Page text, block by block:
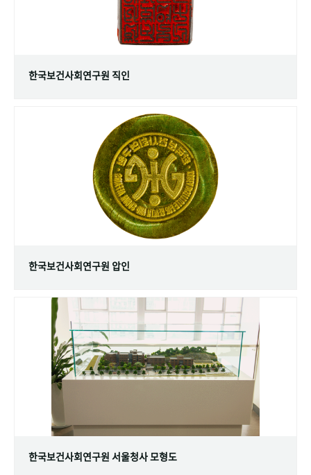
한국보건사회연구원 직인
한국보건사회연구원 압인
한국보건사회연구원 서울청사 모형도